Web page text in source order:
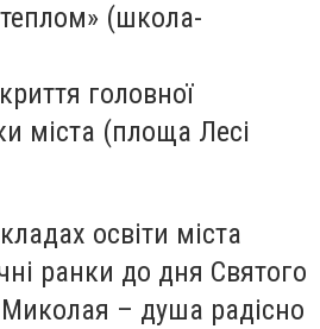
(школа-
головної
міста (площа Лесі
освіти міста
ранки до дня Святого
– душа радісно